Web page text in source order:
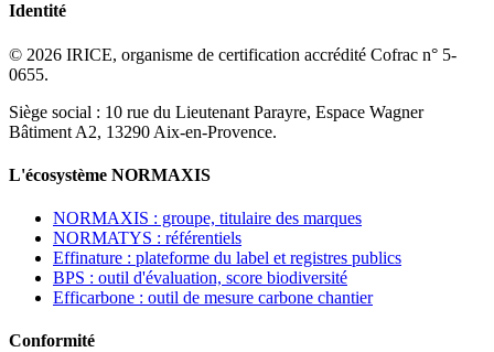
Identité
© 2026 IRICE, organisme de certification accrédité Cofrac n° 5-
0655.
Siège social : 10 rue du Lieutenant Parayre, Espace Wagner
Bâtiment A2, 13290 Aix-en-Provence.
L'écosystème NORMAXIS
NORMAXIS : groupe, titulaire des marques
NORMATYS : référentiels
Effinature : plateforme du label et registres publics
BPS : outil d'évaluation, score biodiversité
Efficarbone : outil de mesure carbone chantier
Conformité